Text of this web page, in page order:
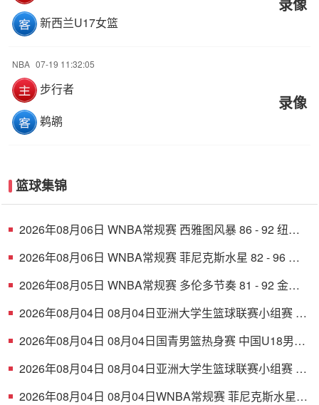
新西兰U17女篮
NBA 07-19 11:32:05
步行者
鹈鹕
录像
篮球集锦
2026年08月06日 WNBA常规赛 西雅图风暴 86 - 92 纽约
2026年08月06日 WNBA常规赛 菲尼克斯水星 82 - 96 亚
2026年08月05日 WNBA常规赛 多伦多节奏 81 - 92 金州
2026年08月04日 08月04日亚洲大学生篮球联赛小组赛 延
2026年08月04日 08月04日国青男篮热身赛 中国U18男篮
2026年08月04日 08月04日亚洲大学生篮球联赛小组赛 早
2026年08月04日 08月04日WNBA常规赛 菲尼克斯水星